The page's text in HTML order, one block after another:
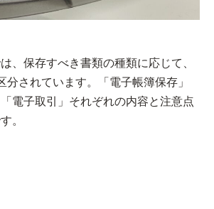
、保存すべき書類の種類に応じて、
分されています。「電子帳簿保存」
「電子取引」それぞれの内容と注意点
。